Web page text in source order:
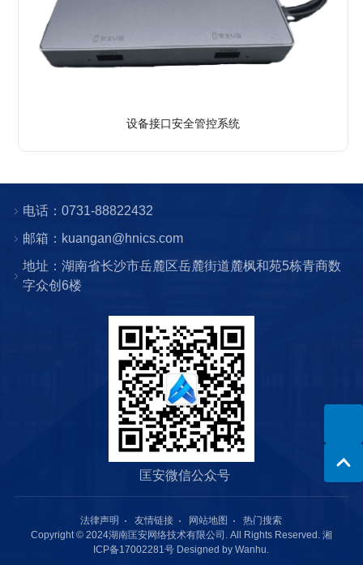
设备接口安全管控系统
电话：0731-88822432
邮箱：kuangan@hnics.com
地址：湖南省长沙市岳麓区岳麓街道麓枫和苑5栋青商数
字众创6楼
匡安微信公众号
法律声明 友情链接 网站地图
热门搜索
Copyright © 2024湖南匡安网络技术有限公司. All Rights Reserved. 湘
ICP备17002281号 Designed byWanhu.